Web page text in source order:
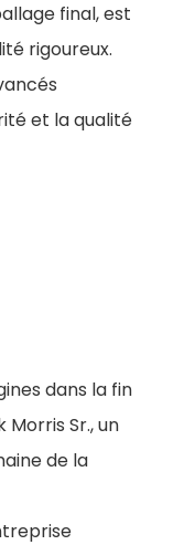
final, est
rigoureux.
et la qualité
dans la fin
Morris Sr., un
de la